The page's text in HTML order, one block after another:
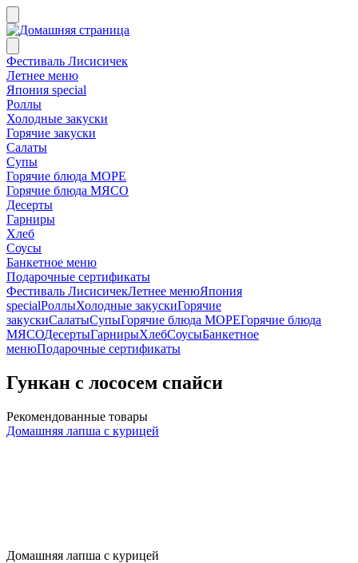
Фестиваль Лисисичек
Летнее меню
Япония special
Роллы
Холодные закуски
Горячие закуски
Салаты
Супы
Горячие блюда МОРЕ
Горячие блюда МЯСО
Десерты
Гарниры
Хлеб
Соусы
Банкетное меню
Подарочные сертификаты
Фестиваль ЛисисичекЛетнее менюЯпония
specialРоллыХолодные закускиГорячие
закускиСалатыСупыГорячие блюда МОРЕГорячие блюда
МЯСОДесертыГарнирыХлебСоусыБанкетное
менюПодарочные сертификаты
Гункан с лососем спайси
Рекомендованные товары
Домашняя лапша с курицей
Домашняя лапша с курицей